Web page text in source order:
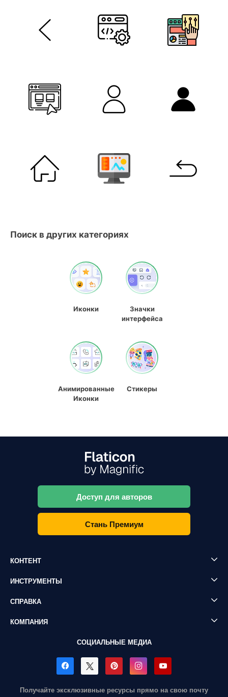
Поиск в других категориях
Иконки
Значки
интерфейса
Анимированные
Иконки
Стикеры
Доступ для авторов
Стань Премиум
КОНТЕНТ
ИНСТРУМЕНТЫ
СПРАВКА
КОМПАНИЯ
СОЦИАЛЬНЫЕ МЕДИА
Получайте эксклюзивные ресурсы прямо на свою почту